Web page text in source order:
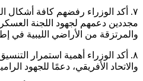
٧. أكد الوزراء رفضهم كافة أشكال
والمرتزقة من الأراضي الليبية في
٨. أكد الوزراء أهمية استمرار
والاتحاد الأفريقي، دعمًا للجهود